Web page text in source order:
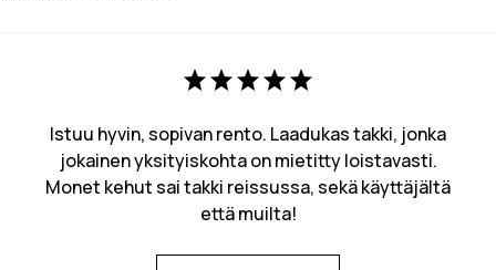
Istuu hyvin, sopivan rento. Laadukas takki, jonka
jokainen yksityiskohta on mietitty loistavasti.
Monet kehut sai takki reissussa, sekä käyttäjältä
että muilta!